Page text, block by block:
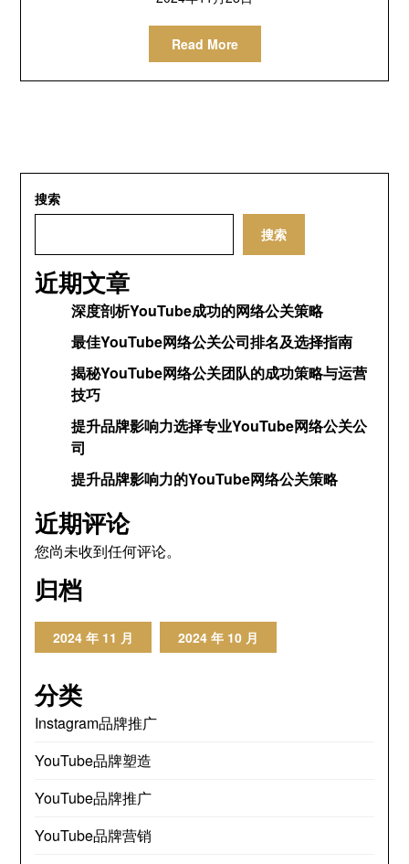
Read More
搜索
搜索
近期文章
深度剖析YouTube成功的网络公关策略
最佳YouTube网络公关公司排名及选择指南
揭秘YouTube网络公关团队的成功策略与运营
技巧
提升品牌影响力选择专业YouTube网络公关公
司
提升品牌影响力的YouTube网络公关策略
近期评论
您尚未收到任何评论。
归档
2024 年 11 月 2024 年 10 月
分类
Instagram品牌推广
YouTube品牌塑造
YouTube品牌推广
YouTube品牌营销